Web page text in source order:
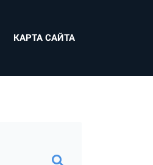
КАРТА САЙТА